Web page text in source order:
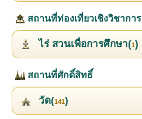
สถานที่ท่องเที่ยวเชิงวิชาการ
ไร่ สวนเพื่อการศึกษา(1)
สถานที่ศักดิ์สิทธิ์
วัด(141)